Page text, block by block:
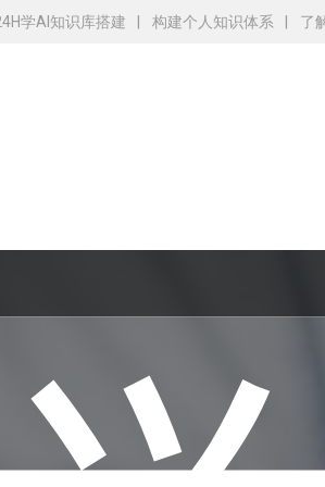
学AI知识库搭建 构建个人知识体系 了